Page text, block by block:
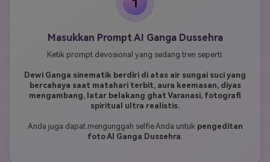
Masukkan Prompt AI Ganga Dussehra
Ketik prompt devosional yang sedang tren seperti:
Dewi Ganga sinematik berdiri di atas air sungai suci yang
bercahaya saat matahari terbit, aura keemasan, diyas
mengambang, latar belakang ghat Varanasi, fotografi
spiritual ultra realistis.
Anda juga dapat mengunggah selfie Anda untuk pengeditan
foto AI Ganga Dussehra